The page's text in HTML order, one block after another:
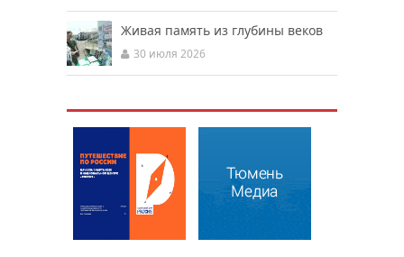
Живая память из глубины веков
30 июля 2026